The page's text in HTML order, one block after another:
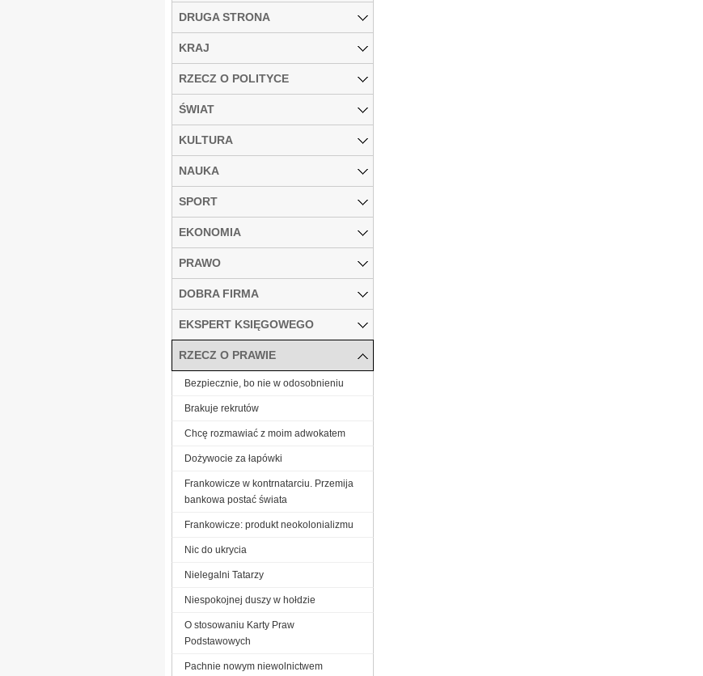
DRUGA STRONA
KRAJ
RZECZ O POLITYCE
ŚWIAT
KULTURA
NAUKA
SPORT
EKONOMIA
PRAWO
DOBRA FIRMA
EKSPERT KSIĘGOWEGO
RZECZ O PRAWIE
Bezpiecznie, bo nie w odosobnieniu
Brakuje rekrutów
Chcę rozmawiać z moim adwokatem
Dożywocie za łapówki
Frankowicze w kontrnatarciu. Przemija
bankowa postać świata
Frankowicze: produkt neokolonializmu
Nic do ukrycia
Nielegalni Tatarzy
Niespokojnej duszy w hołdzie
O stosowaniu Karty Praw
Podstawowych
Pachnie nowym niewolnictwem